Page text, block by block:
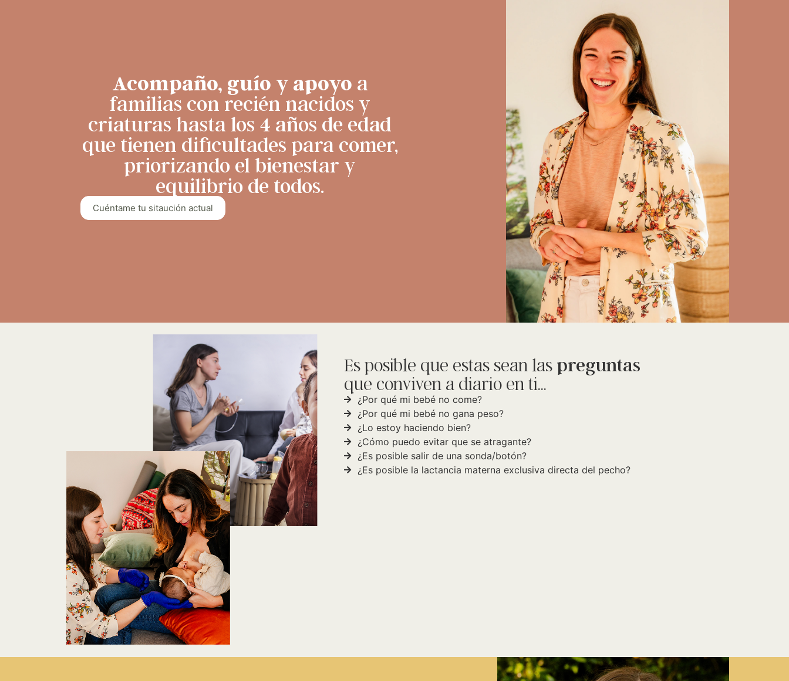
Acompaño, guío y apoyo a
familias con recién nacidos y
criaturas hasta los 4 años de edad
que tienen dificultades para comer,
priorizando el bienestar y
equilibrio de todos.
Cuéntame tu sitaución actual
Es posible que estas sean las preguntas
que conviven a diario en ti...
¿Por qué mi bebé no come?
¿Por qué mi bebé no gana peso?
¿Lo estoy haciendo bien?
¿Cómo puedo evitar que se atragante?
¿Es posible salir de una sonda/botón?
¿Es posible la lactancia materna exclusiva directa del pecho?